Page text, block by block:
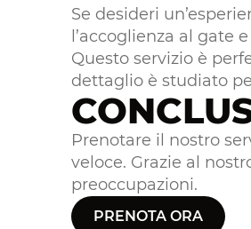
Se desideri
l’accoglienza al gate
Questo servizio è
dettaglio è studiato
Prenotare il nostro
veloce. Grazie al
preoccupazioni.
PRENOTA ORA